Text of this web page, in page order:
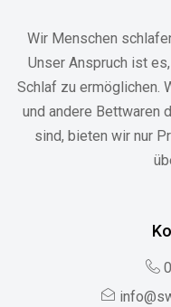
Wir Menschen
Unser Anspruch ist
Schlaf zu ermöglichen.
und andere Bettwaren
sind, bieten wir nur